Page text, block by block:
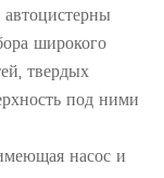
широкого
твердых
под ними
насос и